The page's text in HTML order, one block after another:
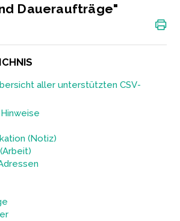
Daueraufträge"
aller unterstützten CSV-
(Notiz)